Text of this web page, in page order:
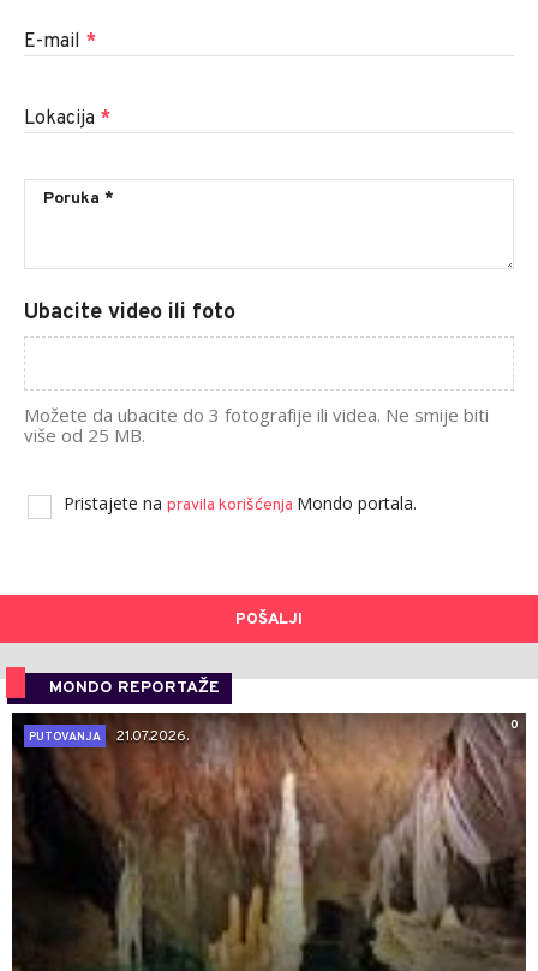
E-mail *
Lokacija *
Ubacite video ili foto
Možete da ubacite do 3 fotografije ili videa. Ne smije biti
više od 25 MB.
Pristajete na pravila korišćenja Mondo portala.
POŠALJI
MONDO REPORTAŽE
0
PUTOVANJA
21.07.2026.